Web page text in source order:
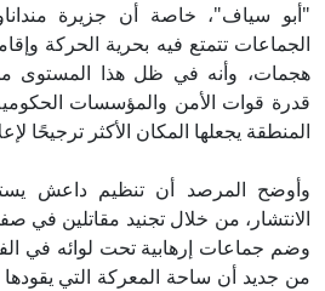
"أبو سياف"، خاصة أن جزيرة
الجماعات تتمتع فيه بحرية الحركة
هجمات، وأنه في ظل هذا المستوى
قدرة قوات الأمن والمؤسسات
المنطقة يجعلها المكان الأكثر ترجيحًا
وأوضح المرصد أن تنظيم داعش
الانتشار، من خلال تجنيد مقاتلين
وضم جماعات إرهابية تحت لوائه في
من جديد أن ساحة المعركة التي يقودها